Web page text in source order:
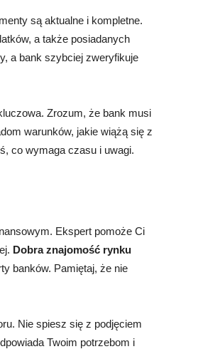
są aktualne i kompletne.
a także posiadanych
a bank szybciej zweryfikuje
Zrozum, że bank musi
warunków, jakie wiążą się z
co wymaga czasu i uwagi.
Ekspert pomoże Ci
Dobra znajomość rynku
banków. Pamiętaj, że nie
Nie spiesz się z podjęciem
Twoim potrzebom i